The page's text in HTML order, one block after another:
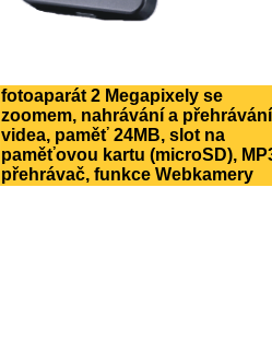
fotoaparát 2 Megapixely se
zoomem, nahrávání a přehrávání
videa, paměť 24MB, slot na
paměťovou kartu (microSD),
přehrávač, funkce Webkamery